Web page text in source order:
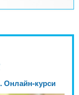
Онлайн-курси